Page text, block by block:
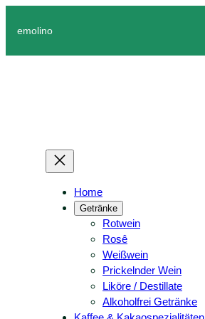
emolino
Home
Getränke
Rotwein
Rosê
Weißwein
Prickelnder Wein
Liköre / Destillate
Alkoholfrei Getränke